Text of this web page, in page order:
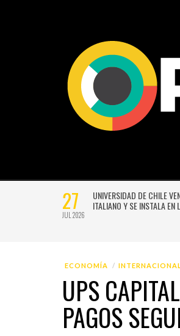
27
JUL 2026
UNIVERSIDAD DE CHILE
ITALIANO Y SE INSTALA EN
ECONOMÍA INTERNACIONAL
UPS
PAGOS